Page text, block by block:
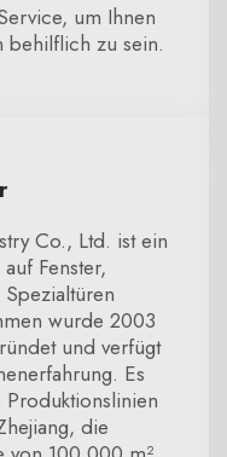
um Ihnen
behilflich zu sein.
Co., Ltd. ist ein
Fenster,
wurde 2003
und verfügt
Es
die